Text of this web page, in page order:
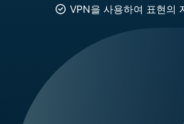
VPN을 사용하여 표현의